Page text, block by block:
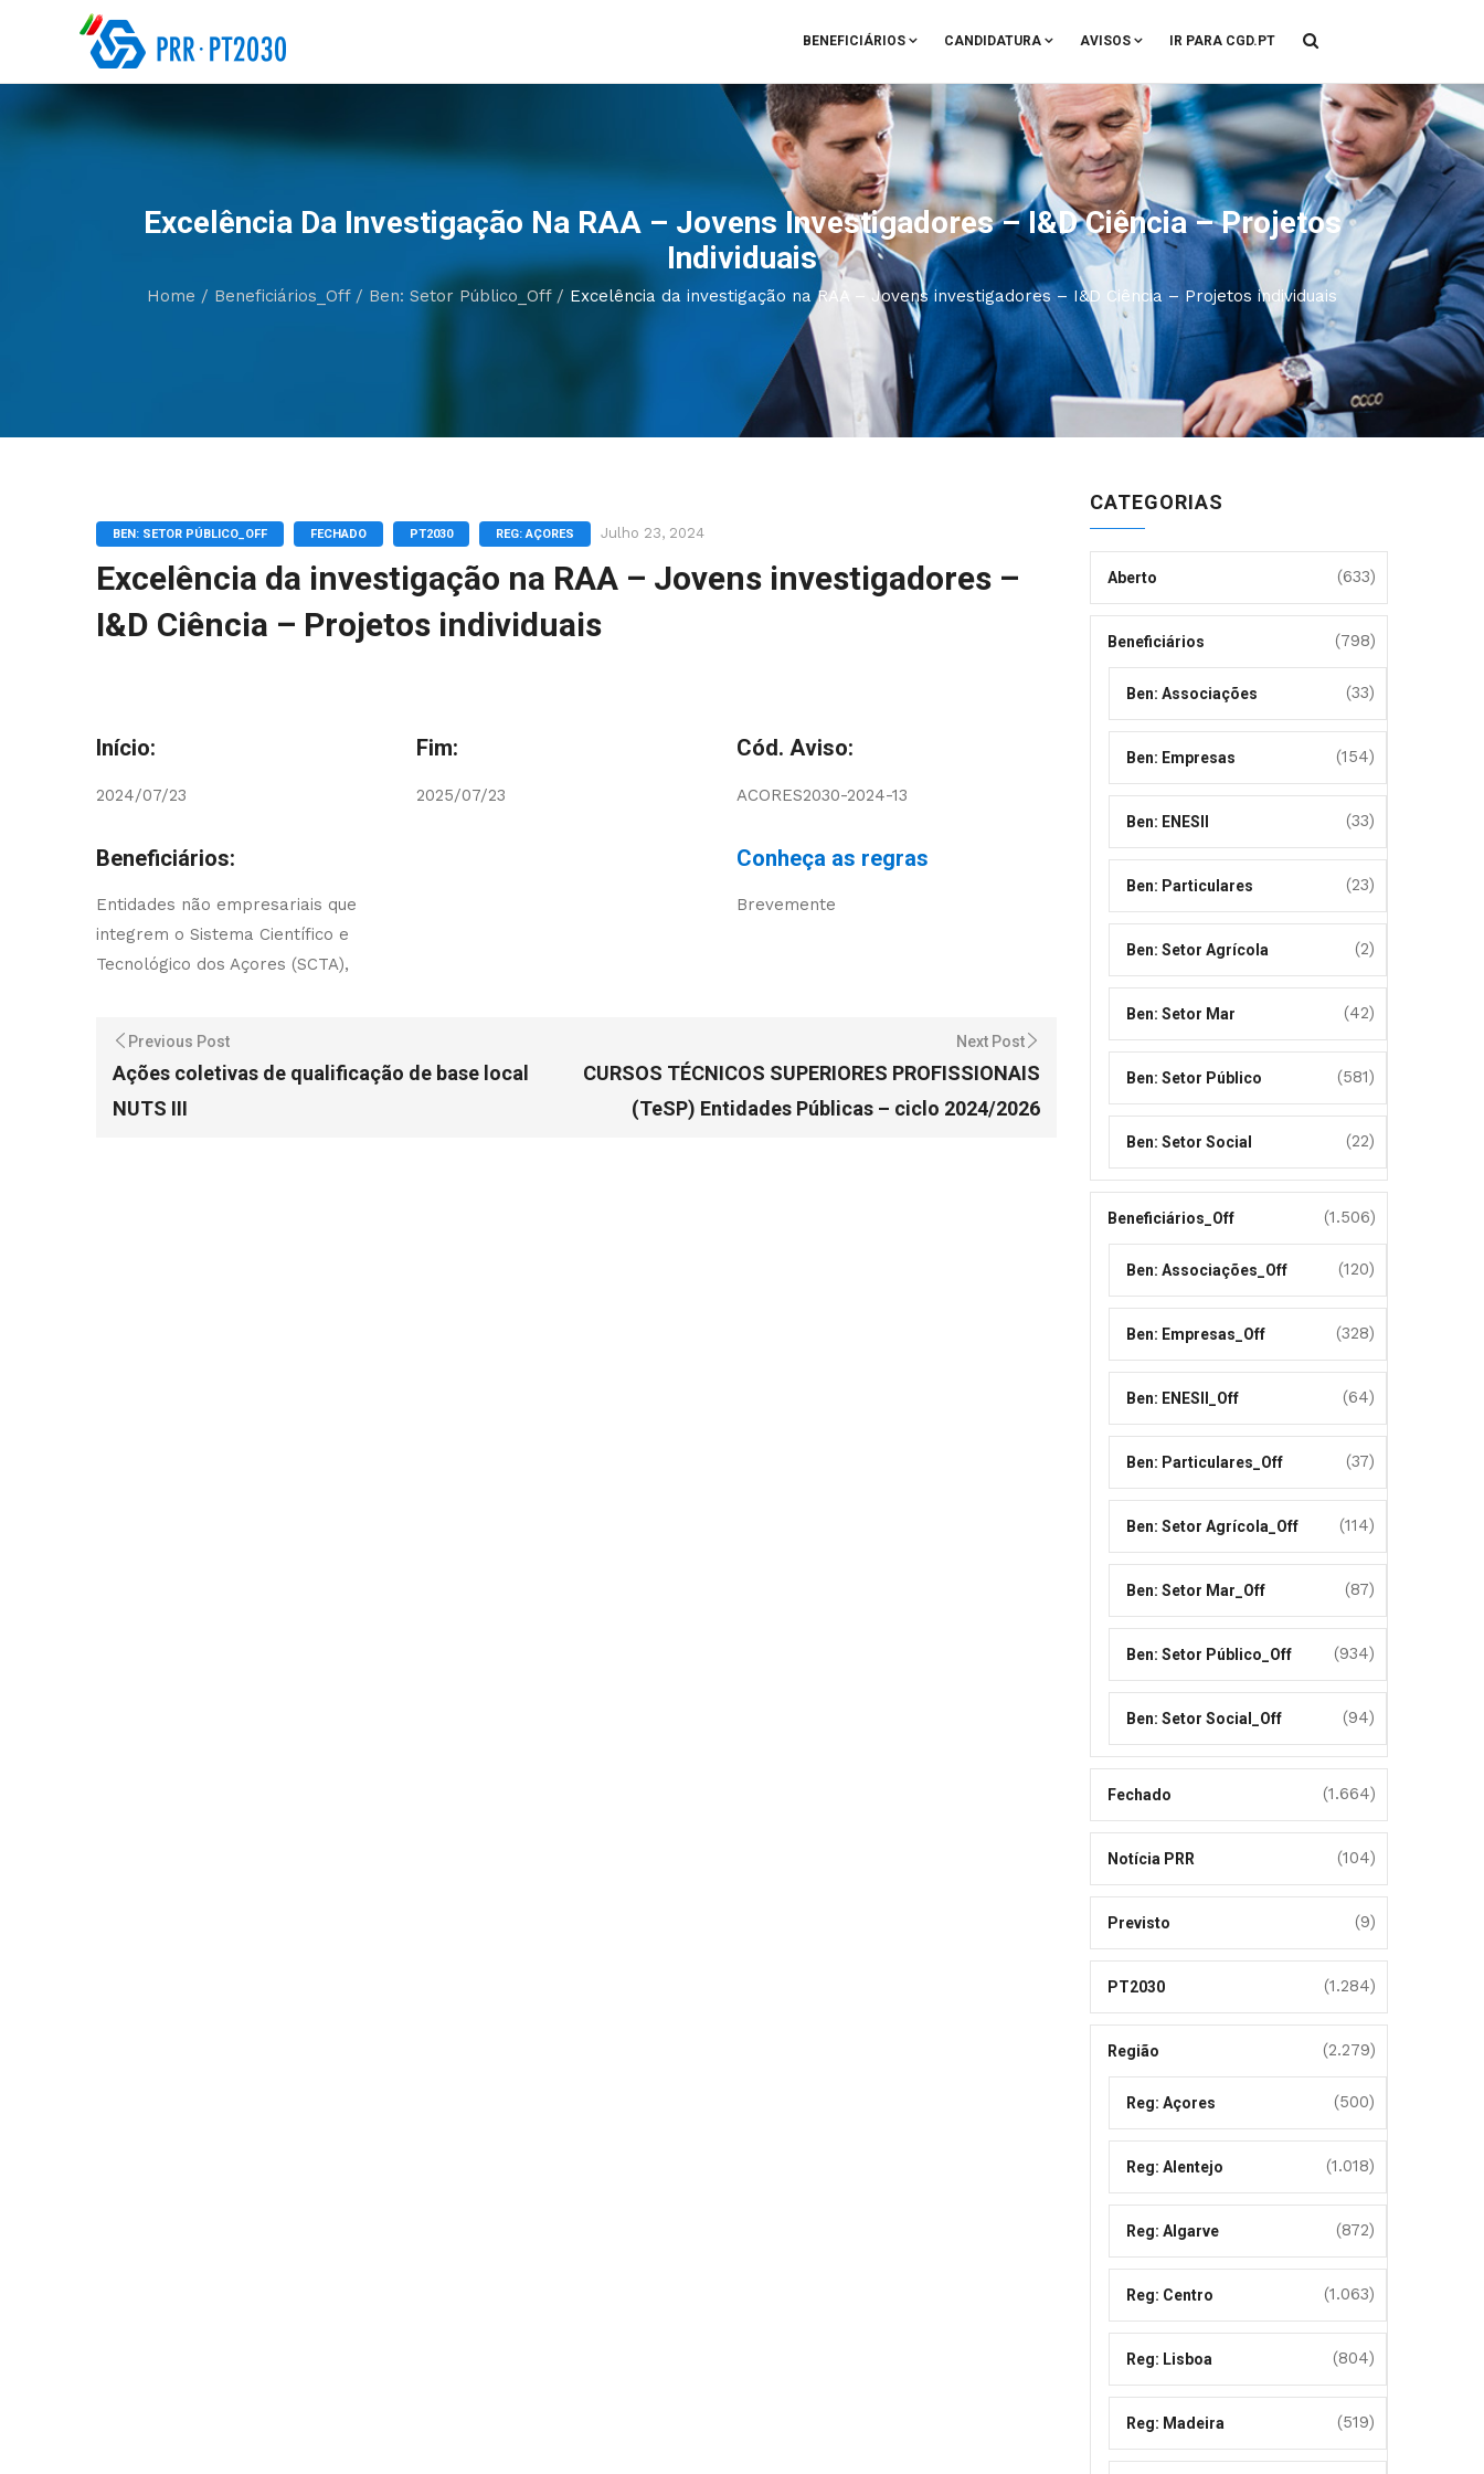
BENEFICIÁRIOS CANDIDATURA AVISOS IR PARA CGD.PT
Excelência Da Investigação Na RAA – Jovens Investigadores – I&D Ciência – Projetos
Individuais
Home / Beneficiários_Off/ Ben: Setor Público_Off/ Excelência da investigação na RAA – Jovens investigadores – I&D Ciência – Projetos individuais
BEN: SETOR PÚBLICO_OFF FECHADO PT2030 REG: AÇORES Julho 23, 2024
Excelência da investigação na RAA – Jovens investigadores –
I&D Ciência – Projetos individuais
Início:
2024/07/23
Fim:
2025/07/23
Cód. Aviso:
ACORES2030-2024-13
Beneficiários:
Entidades não empresariais que
integrem o Sistema Científico e
Tecnológico dos Açores (SCTA),
Conheça as regras
Brevemente
Previous Post
Ações coletivas de qualificação de base local
NUTS III
Next Post
CURSOS TÉCNICOS SUPERIORES PROFISSIONAIS
(TeSP) Entidades Públicas – ciclo 2024/2026
CATEGORIAS
Aberto (633)
Beneficiários (798)
Ben: Associações (33)
Ben: Empresas (154)
Ben: ENESII (33)
Ben: Particulares (23)
Ben: Setor Agrícola (2)
Ben: Setor Mar (42)
Ben: Setor Público (581)
Ben: Setor Social (22)
Beneficiários_Off (1.506)
Ben: Associações_Off (120)
Ben: Empresas_Off (328)
Ben: ENESII_Off (64)
Ben: Particulares_Off (37)
Ben: Setor Agrícola_Off (114)
Ben: Setor Mar_Off (87)
Ben: Setor Público_Off (934)
Ben: Setor Social_Off (94)
Fechado (1.664)
Notícia PRR (104)
Previsto (9)
PT2030 (1.284)
Região (2.279)
Reg: Açores (500)
Reg: Alentejo (1.018)
Reg: Algarve (872)
Reg: Centro (1.063)
Reg: Lisboa (804)
Reg: Madeira (519)